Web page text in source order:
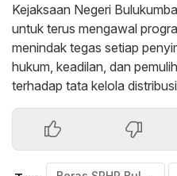
Kejaksaan Negeri
untuk terus mengawal
menindak tegas setiap
hukum, keadilan, dan
terhadap tata kelola